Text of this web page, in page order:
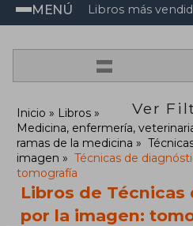
MENÚ Libros más
=
Ver
Inicio
Libros
Medicina, enfermería,
ramas de la medicina
imagen
Técnicas de
tomografía
Libros de
por la imagen: